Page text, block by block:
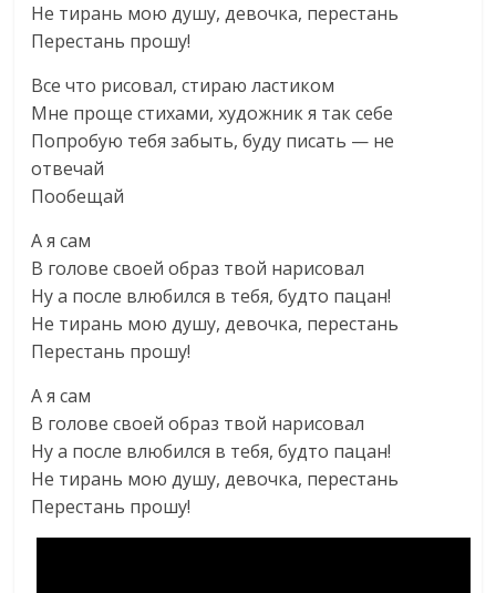
Не тирань мою душу, девочка, перестань
Перестань прошу!
Все что рисовал, стираю ластиком
Мне проще стихами, художник я так себе
Попробую тебя забыть, буду писать — не
отвечай
Пообещай
А я сам
В голове своей образ твой нарисовал
Ну а после влюбился в тебя, будто пацан!
Не тирань мою душу, девочка, перестань
Перестань прошу!
А я сам
В голове своей образ твой нарисовал
Ну а после влюбился в тебя, будто пацан!
Не тирань мою душу, девочка, перестань
Перестань прошу!